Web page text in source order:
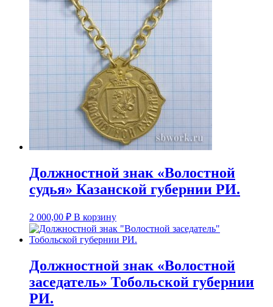
Должностной знак «Волостной
судья» Казанской губернии РИ.
2 000,00 ₽ В корзину
Должностной знак «Волостной
заседатель» Тобольской губернии
РИ.